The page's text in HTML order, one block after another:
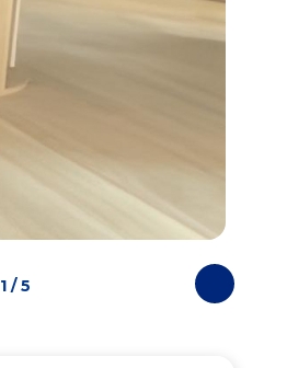
Photos
suivantes
1 / 5